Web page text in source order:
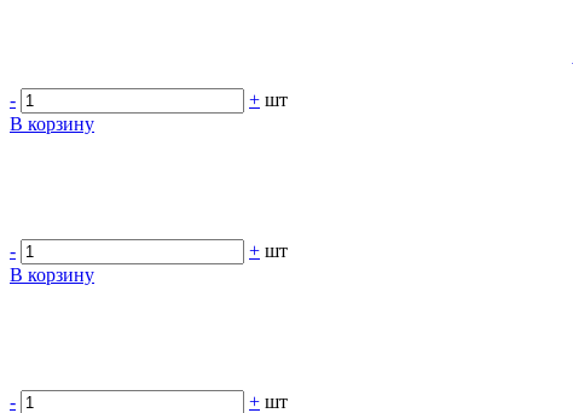
-
+ шт
В корзину
-
+ шт
В корзину
-
+ шт